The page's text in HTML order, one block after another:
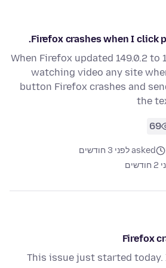
Firefox crashes when I click
When Firefox updated 149.0.2 to
watching video any site
button Firefox crashes and
the
69
asked לפני 3 חודשים
Firefox
This issue just started